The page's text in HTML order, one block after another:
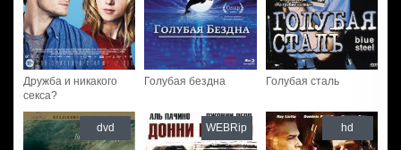
Дружба и никакого
секса?
Голубая бездна Голубая сталь
dvd WEBRip hd